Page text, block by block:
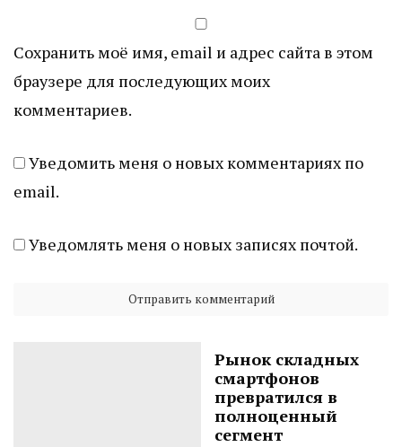
Сохранить моё имя, email и адрес сайта в этом
браузере для последующих моих
комментариев.
Уведомить меня о новых комментариях по
email.
Уведомлять меня о новых записях почтой.
Рынок складных
смартфонов
превратился в
полноценный
сегмент